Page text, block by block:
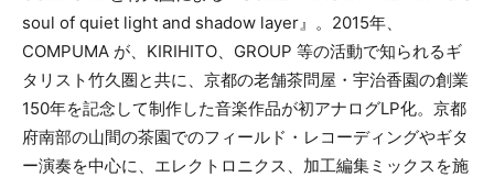
soul of quiet light and shadow layer』。2015年、
COMPUMA が、KIRIHITO、GROUP 等の活動で知られるギ
タリスト竹久圏と共に、京都の老舗茶問屋・宇治香園の創業
150年を記念して制作した音楽作品が初アナログLP化。京都
府南部の山間の茶園でのフィールド・レコーディングやギタ
ー演奏を中心に、エレクトロニクス、加工編集ミックスを施